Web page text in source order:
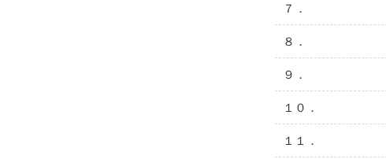
７．
８．
９．
１０．
１１．